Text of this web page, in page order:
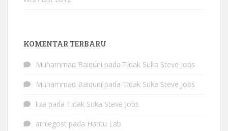
KOMENTAR TERBARU
Muhammad Baiquni pada Tidak Suka Steve Jobs
Muhammad Baiquni pada Tidak Suka Steve Jobs
liza pada Tidak Suka Steve Jobs
amiegost pada Hantu Lab